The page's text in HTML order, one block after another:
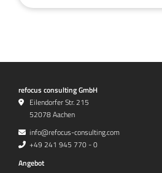
refocus consulting GmbH
Eilendorfer Str. 215
52078 Aachen
info@refocus-consulting.com
+49 241 945 770 - 0
Angebot